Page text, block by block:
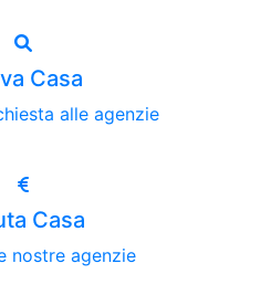
Casa
alle agenzie
Casa
nostre agenzie